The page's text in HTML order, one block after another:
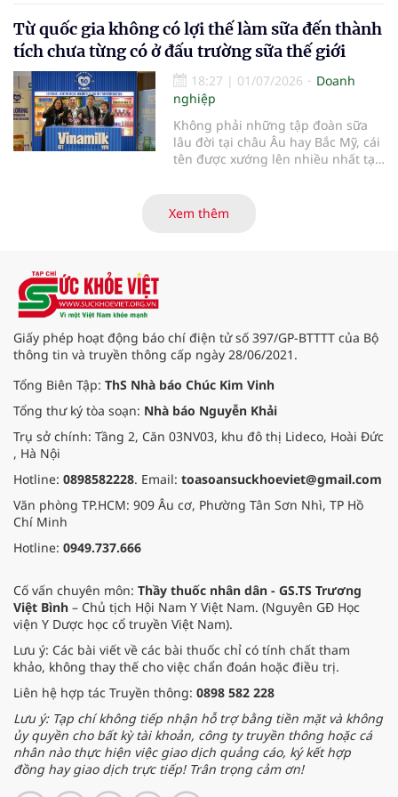
ngơi hằng ngày, với sự hỗ trợ từ
các giải pháp công nghệ phù hợp.
Từ quốc gia không có lợi thế làm sữa đến thành
tích chưa từng có ở đấu trường sữa thế giới
18:27 | 01/07/2026
Doanh
nghiệp
Không phải những tập đoàn sữa
lâu đời tại châu Âu hay Bắc Mỹ, cái
tên được xướng lên nhiều nhất tại
Awards) 2026 lại đến từ Việt Nam.
Xem thêm
Giấy phép hoạt động báo chí điện tử số 397/GP-BTTTT của Bộ
thông tin và truyền thông cấp ngày 28/06/2021.
Tổng Biên Tập: ThS Nhà báo Chúc Kim Vinh
Tổng thư ký tòa soạn: Nhà báo Nguyễn Khải
Trụ sở chính: Tầng 2, Căn 03NV03, khu đô thị Lideco, Hoài Đức
, Hà Nội
Hotline: 0898582228. Email: toasoansuckhoeviet@gmail.com
Văn phòng TP.HCM: 909 Âu cơ, Phường Tân Sơn Nhì, TP Hồ
Chí Minh
Hotline: 0949.737.666
Cố vấn chuyên môn: Thầy thuốc nhân dân - GS.TS Trương
Việt Bình – Chủ tịch Hội Nam Y Việt Nam. (Nguyên GĐ Học
viện Y Dược học cổ truyền Việt Nam).
Lưu ý: Các bài viết về các bài thuốc chỉ có tính chất tham
khảo, không thay thế cho việc chẩn đoán hoặc điều trị.
Liên hệ hợp tác Truyền thông: 0898 582 228
Lưu ý: Tạp chí không tiếp nhận hỗ trợ bằng tiền mặt và không
ủy quyền cho bất kỳ tài khoản, công ty truyền thông hoặc cá
nhân nào thực hiện việc giao dịch quảng cáo, ký kết hợp
đồng hay giao dịch trực tiếp! Trân trọng cảm ơn!